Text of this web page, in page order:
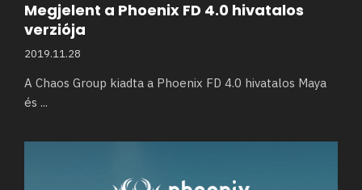
Megjelent a Phoenix FD 4.0 hivatalos
verziója
2019.11.28
A Chaos Group kiadta a Phoenix FD 4.0 hivatalos Maya
és ...